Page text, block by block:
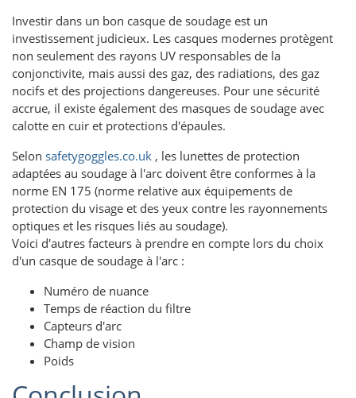
Investir dans un bon casque de soudage est un
investissement judicieux. Les casques modernes protègent
non seulement des rayons UV responsables de la
conjonctivite, mais aussi des gaz, des radiations, des gaz
nocifs et des projections dangereuses. Pour une sécurité
accrue, il existe également des masques de soudage avec
calotte en cuir et protections d'épaules.
Selon safetygoggles.co.uk , les lunettes de protection
adaptées au soudage à l'arc doivent être conformes à la
norme EN 175 (norme relative aux équipements de
protection du visage et des yeux contre les rayonnements
optiques et les risques liés au soudage).
Voici d'autres facteurs à prendre en compte lors du choix
d'un casque de soudage à l'arc :
Numéro de nuance
Temps de réaction du filtre
Capteurs d'arc
Champ de vision
Poids